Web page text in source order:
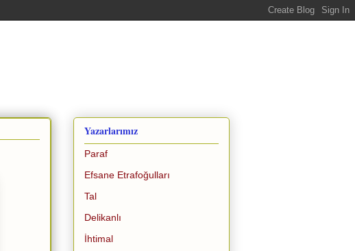
Yazarlarımız
Paraf
Efsane Etrafoğulları
Tal
Delikanlı
İhtimal